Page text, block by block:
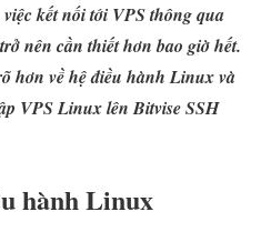
kết nối tới VPS thông qua
nên cần thiết hơn bao giờ hết.
hơn về hệ điều hành Linux và
VPS Linux lên Bitvise SSH
hành Linux